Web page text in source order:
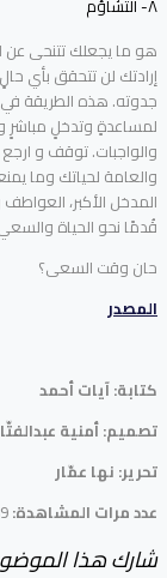
هو ما يجعلك تتنحى عن
إرادتك لن تتحقق بأي
جدوته. هذه الطريقة في
لمساعدةٍ وتدخلٍ مباشرٍ
والواجبات. توقف و
والعامة لحياتك وما
المدخل الأكبر،
قُدمًا نحو الحياة
حان وقت السعى؟
المصدر
كتابة: آيات أحمد
تصميم: أمنية
تحرير: نها عمّار
عدد مرات المشاهدة:
شارك هذا